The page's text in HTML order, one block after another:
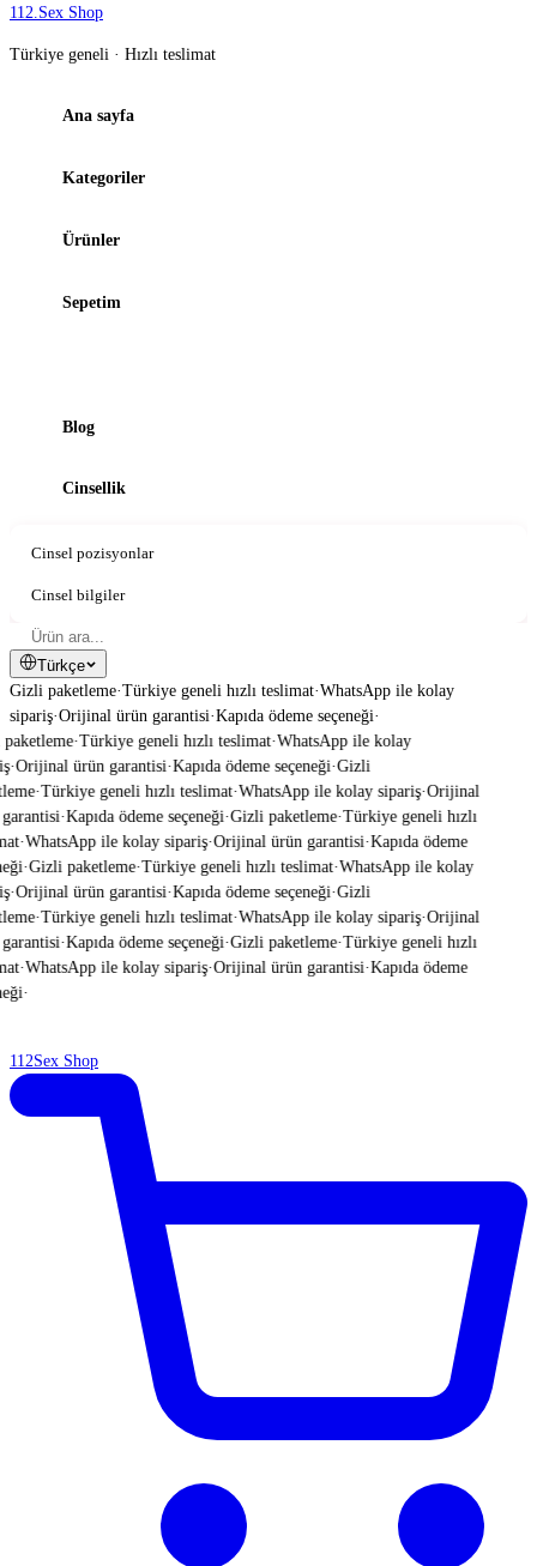
112.Sex Shop
Türkiye geneli · Hızlı teslimat
Ana sayfa
Kategoriler
Ürünler
Sepetim
Blog
Cinsellik
Cinsel pozisyonlar
Cinsel bilgiler
Türkçe
Gizli paketleme·Türkiye geneli hızlı teslimat·WhatsApp ile kolay
sipariş·Orijinal ürün garantisi·Kapıda ödeme seçeneği·
·Türkiye geneli hızlı teslimat·WhatsApp ile kolay
·Orijinal ürün garantisi·Kapıda ödeme seçeneği·Gizli
·Türkiye geneli hızlı teslimat·WhatsApp ile kolay sipariş·Orijinal
·Kapıda ödeme seçeneği·Gizli paketleme·Türkiye geneli hızlı
·WhatsApp ile kolay sipariş·Orijinal ürün garantisi·Kapıda ödeme
·Gizli paketleme·Türkiye geneli hızlı teslimat·WhatsApp ile kolay
·Orijinal ürün garantisi·Kapıda ödeme seçeneği·Gizli
·Türkiye geneli hızlı teslimat·WhatsApp ile kolay sipariş·Orijinal
·Kapıda ödeme seçeneği·Gizli paketleme·Türkiye geneli hızlı
·WhatsApp ile kolay sipariş·Orijinal ürün garantisi·Kapıda ödeme
·
112Sex Shop